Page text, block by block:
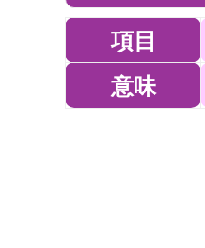
項目
意味